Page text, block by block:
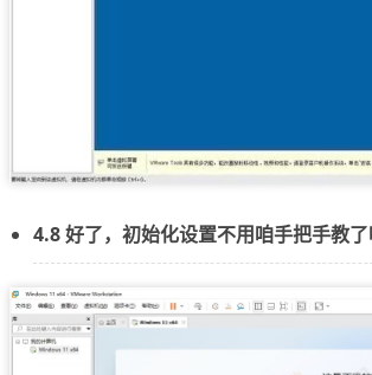
4.8 好了，初始化设置不用咱手把手教了